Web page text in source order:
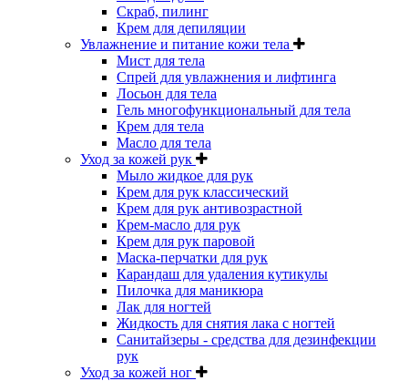
Скраб, пилинг
Крем для депиляции
Увлажнение и питание кожи тела
Мист для тела
Спрей для увлажнения и лифтинга
Лосьон для тела
Гель многофункциональный для тела
Крем для тела
Масло для тела
Уход за кожей рук
Мыло жидкое для рук
Крем для рук классический
Крем для рук антивозрастной
Крем-масло для рук
Крем для рук паровой
Маска-перчатки для рук
Карандаш для удаления кутикулы
Пилочка для маникюра
Лак для ногтей
Жидкость для снятия лака с ногтей
Санитайзеры - средства для дезинфекции
рук
Уход за кожей ног